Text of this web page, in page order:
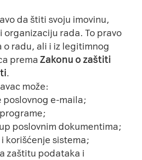
da štiti svoju imovinu,
organizaciju rada. To pravo
o radu, ali i iz legitimnog
prema Zakonu o zaštiti
.
može:
poslovnog e-maila;
poslovnim dokumentima;
korišćenje sistema;
zaštitu podataka i